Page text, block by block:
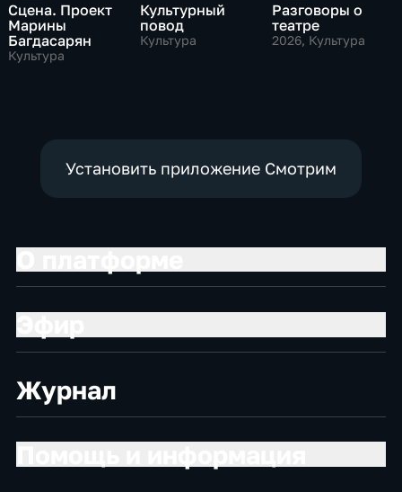
Сцена. Проект
Марины
Багдасарян
Культура
Культурный
повод
Культура
Разговоры о
театре
2026, Культура
Установить приложение Смотрим
Журнал